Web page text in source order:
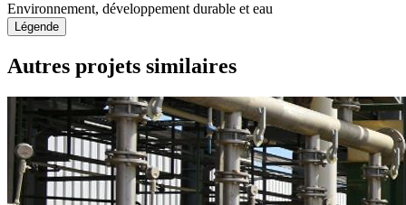
Environnement, développement durable et eau
Légende
Autres projets similaires